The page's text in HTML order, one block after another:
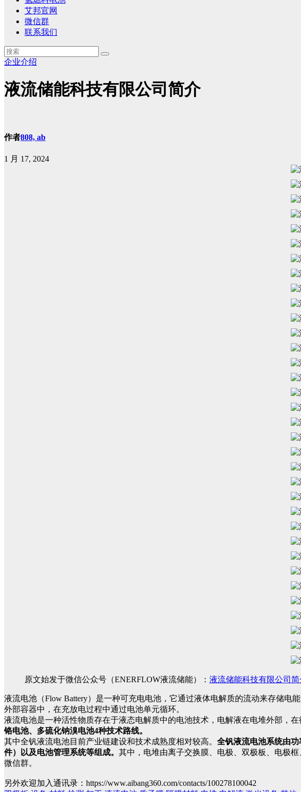
艾邦官网
微信群
联系我们
企业介绍
液流储能科技有限公司简介
作者808, ab
1 月 17, 2024
原文始发于微信公众号（ENERFLOW液流储能）： 液流储能科技有限公司简
液流电池（Flow Battery）是一种可充电电池，它通过液体电解质的流动来存储
外部容器中，在充放电过程中通过电池单元循环。
液流电池是一种活性物质存在于液态电解质中的电池技术，电解液在电堆外部，
铬电池、多硫化钠溴电池4种技术路线。
其中全钒液流电池目前产业链建设和技术成熟度相对较高。 全钒液流电池系统由
件）以及电池管理系统等组成。 其中，电堆由离子交换膜、电极、双极板、电极
微信群。
另外欢迎加入通讯录：https://www.aibang360.com/contacts/100278100042